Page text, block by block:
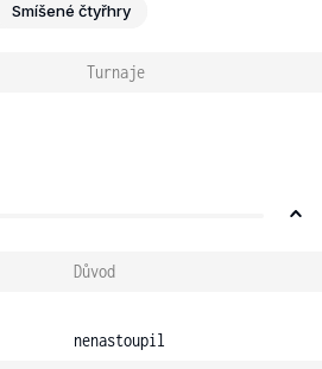
Smíšené čtyřhry
Turnaje
Důvod
nenastoupil